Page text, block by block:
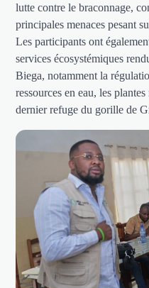
lutte contre le braconnage,
principales menaces pesant
Les participants ont
services écosystémiques
Biega, notamment la
ressources en eau, les
dernier refuge du gorille de